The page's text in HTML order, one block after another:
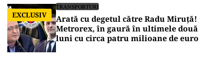
EXCLUSIV
TRANSPORTURI
Arată cu degetul către Radu Miruță!
Metrorex, în gaură în ultimele două
luni cu circa patru milioane de euro